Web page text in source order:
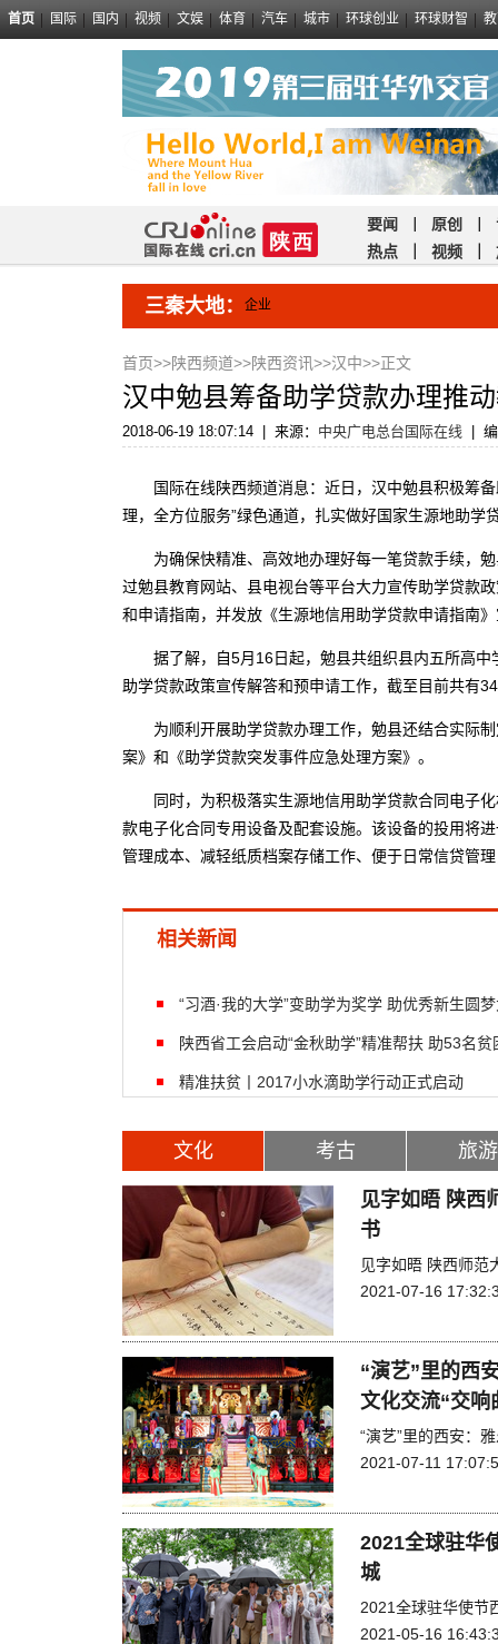
首页 国际 国内 视频 文娱 体育 汽车 城市 环球创业 环球财智
要闻 原创
热点
视频
三秦大地： 企业
首页>>陕西频道>>陕西资讯>>汉中>>正文
汉中勉县筹备助学贷款办理推
2018-06-19 18:07:14 来源： 中央广电总台国际在线
国际在线陕西频道消息：近日，汉中勉县积极筹备
理，全方位服务”绿色通道，扎实做好国家生源地助学
为确保快精准、高效地办理好每一笔贷款手续，勉
过勉县教育网站、县电视台等平台大力宣传助学贷款
和申请指南，并发放《生源地信用助学贷款申请指南
据了解，自5月16日起，勉县共组织县内五所高中
助学贷款政策宣传解答和预申请工作，截至目前共有
为顺利开展助学贷款办理工作，勉县还结合实际制
案》和《助学贷款突发事件应急处理方案》。
同时，为积极落实生源地信用助学贷款合同电子化
款电子化合同专用设备及配套设施。该设备的投用将
管理成本、减轻纸质档案存储工作、便于日常信贷管
相关新闻
“习酒·我的大学”变助学为奖学 助优秀新生圆
陕西省工会启动“金秋助学”精准帮扶 助53名
精准扶贫丨2017小水滴助学行动正式启动
文化 考古 旅游
见字如晤 陕西
书
见字如晤 陕西师范
2021-07-16
“演艺”里的西
文化交流“交响
“演艺”里的西安：
2021-07-11
2021全球驻华
城
2021全球驻华使节
2021-05-16